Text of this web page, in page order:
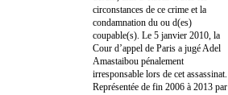
circonstances de ce crime et la
condamnation du ou d(es)
coupable(s). Le 5 janvier 2010, la
Cour d’appel de Paris a jugé Adel
Amastaibou pénalement
irresponsable lors de cet assassinat.
Représentée de fin 2006 à 2013 par